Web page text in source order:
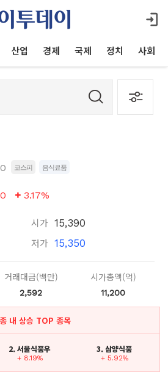
산업 경제 국제 정치 사회
코스피 음식료품
3.17%
시가 15,390
저가 15,350
거래대금(백만)
2,592
시가총액(억)
11,200
내 상승 TOP 종목
2. 서울식품우
+ 8.19%
3. 삼양식품
+ 5.92%